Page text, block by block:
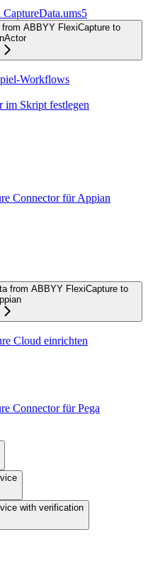
ABBYY FlexiCapture to
Workflows
im Skript festlegen
Connector für Appian
from ABBYY FlexiCapture to
Cloud einrichten
Connector für Pega
with verification